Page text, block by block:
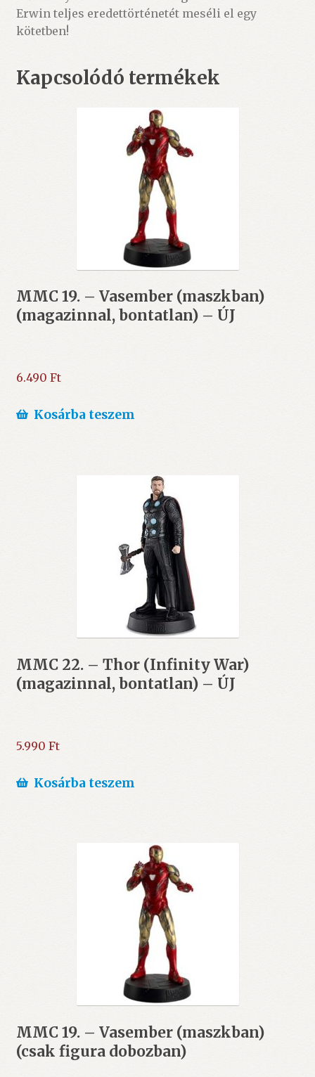
Erwin teljes eredettörténetét meséli el egy
kötetben!
Kapcsolódó termékek
MMC 19. – Vasember (maszkban)
(magazinnal, bontatlan) – ÚJ
6.490 Ft
Kosárba teszem
MMC 22. – Thor (Infinity War)
(magazinnal, bontatlan) – ÚJ
5.990 Ft
Kosárba teszem
MMC 19. – Vasember (maszkban)
(csak figura dobozban)